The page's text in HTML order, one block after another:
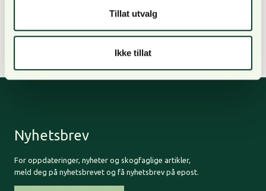
Tillat utvalg
Ikke tillat
er det viktig med forutsigbare og gode
rammebetingelser for norsk skogbruk, understreker
Nyhetsbrev
For oppdateringer, nyheter og skogfaglige artikler,
meld deg på nyhetsbrevet og få nyhetsbrev på epost.